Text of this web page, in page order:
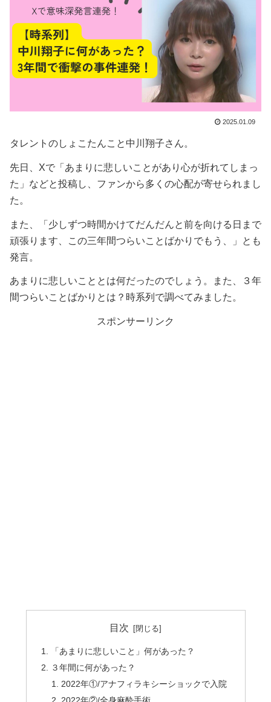
2025.01.09
タレントのしょこたんこと中川翔子さん。
先日、Xで「あまりに悲しいことがあり心が折れてしまっ
た」などと投稿し、ファンから多くの心配が寄せられまし
た。
また、「少しずつ時間かけてだんだんと前を向ける日まで
頑張ります、この三年間つらいことばかりでもう、」とも
発言。
あまりに悲しいこととは何だったのでしょう。また、３年
間つらいことばかりとは？時系列で調べてみました。
スポンサーリンク
目次
「あまりに悲しいこと」何があった？
３年間に何があった？
2022年①/アナフィラキシーショックで入院
2022年②/全身麻酔手術